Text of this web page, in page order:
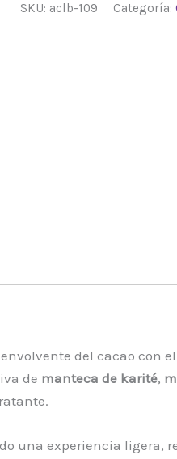
SKU: aclb-109 Categoría:
del cacao con
de manteca de karité,
una experiencia ligera,